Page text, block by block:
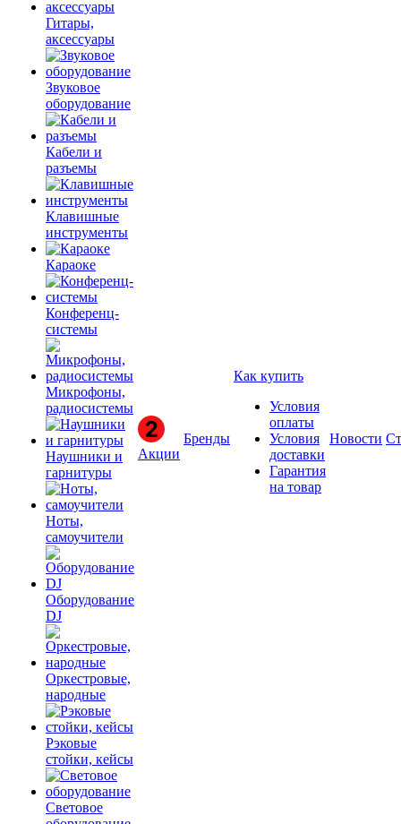
Гитары,
аксессуары
Звуковое
оборудование
Кабели и
разъемы
Клавишные
инструменты
Караоке
Конференц-
системы
Микрофоны,
радиосистемы
Наушники и
гарнитуры
Ноты,
самоучители
Оборудование
DJ
Оркестровые,
народные
Рэковые
стойки, кейсы
Световое
Акции
Бренды
Как купить
Условия
оплаты
Условия
доставки
Гарантия
на товар
Новости